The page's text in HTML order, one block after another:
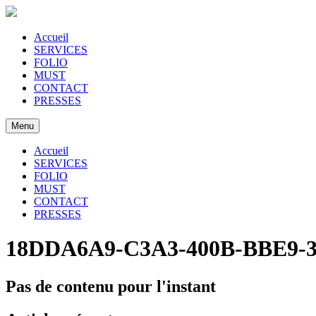
Accueil
SERVICES
FOLIO
MUST
CONTACT
PRESSES
Menu
Accueil
SERVICES
FOLIO
MUST
CONTACT
PRESSES
18DDA6A9-C3A3-400B-BBE9-
Pas de contenu pour l'instant